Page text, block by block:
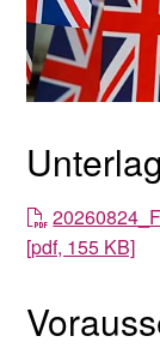
[pdf, 155 KB]